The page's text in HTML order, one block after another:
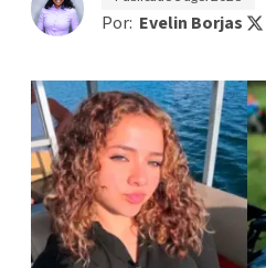
Por: Evelin Borjas